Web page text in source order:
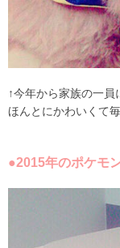
↑今年から家族の一員
ほんとにかわいくて
●2015年のポケモ